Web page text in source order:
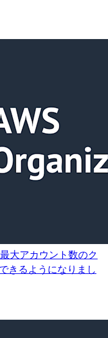
大アカウント数のク
きるようになりまし